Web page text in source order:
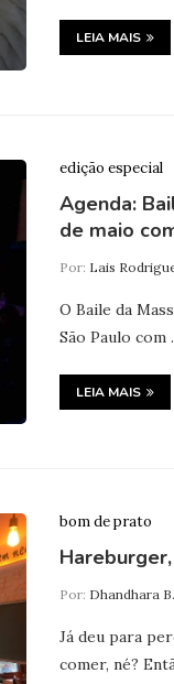
LEIA MAIS
edição especial
Agenda:
de maio
Por: Lais
O Baile da
São Paulo com
LEIA MAIS
bom de prato
Por: Dhandhara
Já deu para
comer, né?